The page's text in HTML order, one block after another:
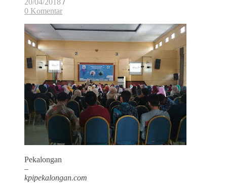
0 Komentar
Pekalongan
–
kpipekalongan.com